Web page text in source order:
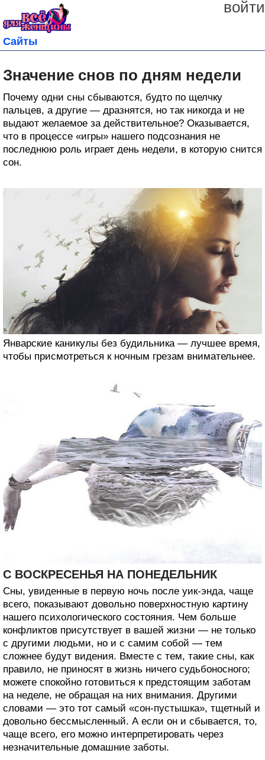
войти
Сайты
Значение снов по дням недели
Почему одни сны сбываются, будто по щелчку
пальцев, а другие — дразнятся, но так никогда и не
выдают желаемое за действительное? Оказывается,
что в процессе «игры» нашего подсознания не
последнюю роль играет день недели, в которую снится
сон.
Январские каникулы без будильника — лучшее время,
чтобы присмотреться к ночным грезам внимательнее.
С ВОСКРЕСЕНЬЯ НА ПОНЕДЕЛЬНИК
Сны, увиденные в первую ночь после уик-энда, чаще
всего, показывают довольно поверхностную картину
нашего психологического состояния. Чем больше
конфликтов присутствует в вашей жизни — не только
с другими людьми, но и с самим собой — тем
сложнее будут видения. Вместе с тем, такие сны, как
правило, не приносят в жизнь ничего судьбоносного;
можете спокойно готовиться к предстоящим заботам
на неделе, не обращая на них внимания. Другими
словами — это тот самый «сон-пустышка», тщетный и
довольно бессмысленный. А если он и сбывается, то,
чаще всего, его можно интерпретировать через
незначительные домашние заботы.